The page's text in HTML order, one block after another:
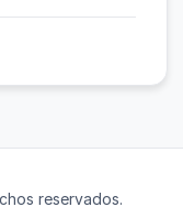
reservados.